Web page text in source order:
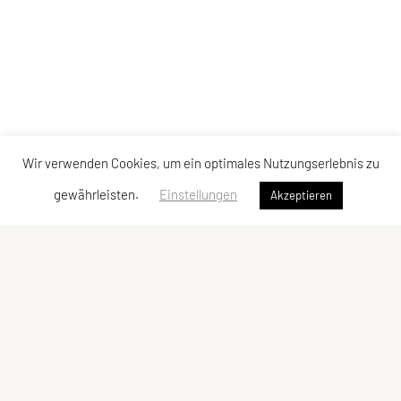
Wir verwenden Cookies, um ein optimales Nutzungserlebnis zu
gewährleisten.
Einstellungen Akzeptieren